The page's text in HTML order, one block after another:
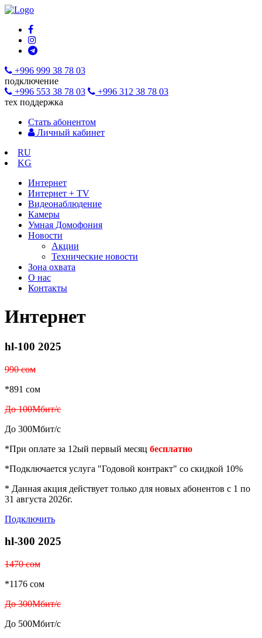
+996 999 38 78 03
подключение
+996 553 38 78 03
+996 312 38 78 03
тех поддержка
Стать абонентом
Личный кабинет
RU
KG
Интернет
Интернет + TV
Видеонаблюдение
Камеры
Умная Домофония
Новости
Акции
Технические новости
Зона охвата
О нас
Контакты
Интернет
hl-100 2025
990 сом
*891 сом
До 100Мбит/с
До 300Мбит/с
*При оплате за 12ый первый месяц бесплатно
*Подключается услуга "Годовой контракт" со скидкой 10%
* Данная акция действует только для новых абонентов с 1 по
31 августа 2026г.
Подключить
hl-300 2025
1470 сом
*1176 сом
До 300Мбит/с
До 500Мбит/с